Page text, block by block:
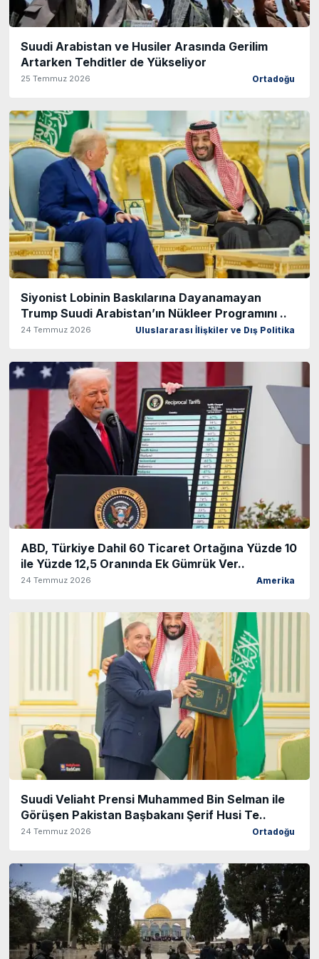
Suudi Arabistan ve Husiler Arasında Gerilim
Artarken Tehditler de Yükseliyor
25 Temmuz 2026 Ortadoğu
Siyonist Lobinin Baskılarına Dayanamayan
Trump Suudi Arabistan’ın Nükleer Programını ..
24 Temmuz 2026 Uluslararası İlişkiler ve Dış Politika
ABD, Türkiye Dahil 60 Ticaret Ortağına Yüzde 10
ile Yüzde 12,5 Oranında Ek Gümrük Ver..
24 Temmuz 2026 Amerika
Suudi Veliaht Prensi Muhammed Bin Selman ile
Görüşen Pakistan Başbakanı Şerif Husi Te..
24 Temmuz 2026 Ortadoğu